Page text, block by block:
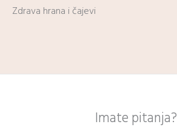
Zdrava hrana i čajevi
Imate pitanja?